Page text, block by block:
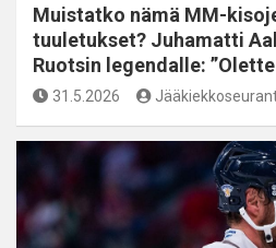
Muistatko nämä MM-
tuuletukset? Juhamatti
Ruotsin legendalle:
31.5.2026